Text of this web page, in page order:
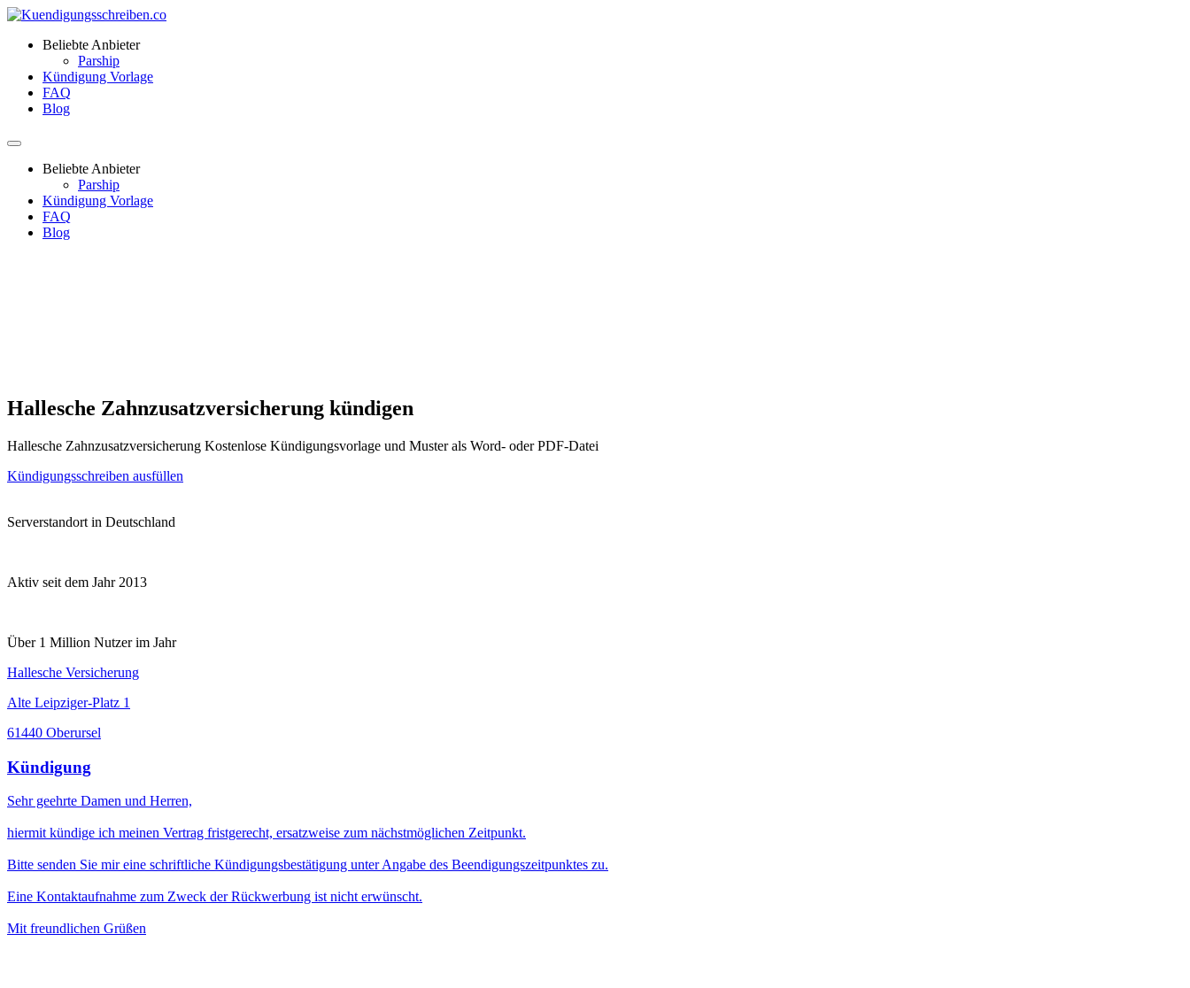
Beliebte Anbieter
Parship
Kündigung Vorlage
FAQ
Blog
Beliebte Anbieter
Parship
Kündigung Vorlage
FAQ
Blog
Hallesche Zahnzusatzversicherung kündigen
Hallesche Zahnzusatzversicherung Kostenlose Kündigungsvorlage und Muster als Word- oder PDF-Datei
Kündigungsschreiben ausfüllen
Serverstandort in Deutschland
Aktiv seit dem Jahr 2013
Über 1 Million Nutzer im Jahr
Hallesche Versicherung
Alte Leipziger-Platz 1
61440 Oberursel
Kündigung
Sehr geehrte Damen und Herren,
hiermit kündige ich meinen Vertrag fristgerecht, ersatzweise zum nächstmöglichen Zeitpunkt.
Bitte senden Sie mir eine schriftliche Kündigungsbestätigung unter Angabe des Beendigungszeitpunktes zu.
Eine Kontaktaufnahme zum Zweck der Rückwerbung ist nicht erwünscht.
Mit freundlichen Grüßen